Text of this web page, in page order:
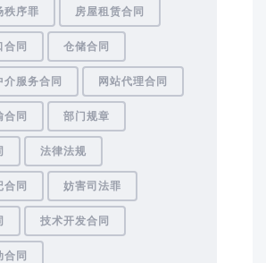
秩序罪 房屋租赁合同
合同 仓储合同
介服务合同 网站代理合同
合同 部门规章
法律法规
合同 妨害司法罪
技术开发合同
合同